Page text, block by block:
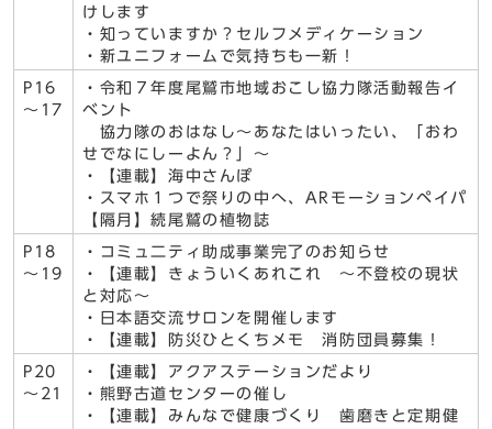
けします
・知っていますか？セルフメディケーション
・新ユニフォームで気持ちも一新！
P16
～17
・令和７年度尾鷲市地域おこし協力隊活動報告イ
ベント
協力隊のおはなし～あなたはいったい、「おわ
せでなにしーよん？」～
・【連載】海中さんぽ
・スマホ１つで祭りの中へ、ARモーションペイパ
【隔月】続尾鷲の植物誌
P18
～19
・コミュ二ティ助成事業完了のお知らせ
・【連載】きょういくあれこれ ～不登校の現状
と対応～
・日本語交流サロンを開催します
・【連載】防災ひとくちメモ 消防団員募集！
P20
～21
・【連載】アクアステーションだより
・熊野古道センターの催し
・【連載】みんなで健康づくり 歯磨きと定期健